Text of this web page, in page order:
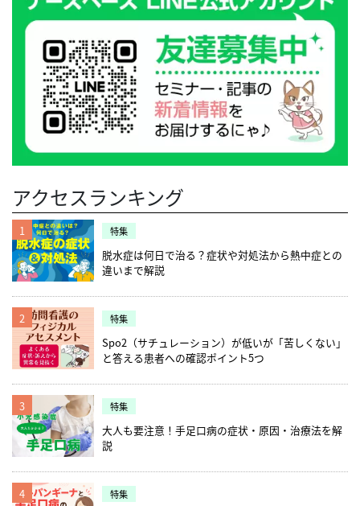
アクセスランキング
1 特集
脱水症は何日で治る？症状や対処法から熱中症との
違いまで解説
2 特集
Spo2（サチュレーション）が低いが「苦しくない」
と答える患者への確認ポイント5つ
3 特集
大人も要注意！手足口病の症状・原因・治療法を解
説
4 特集